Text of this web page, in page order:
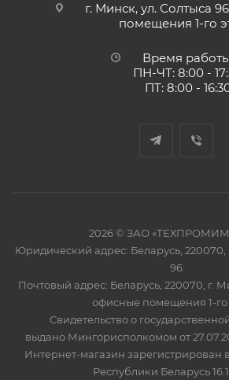
г. Минск, ул. Солтыса
помещения 1-го
Время
ПН-ЧТ: 8:00 -
ПТ: 8:00 -
2026 © ЗАО
Юридический адрес: Беларусь, 220070,
96
Почтовый адрес: Беларусь, 220070, г.
офисные помещения 1-го
Свидетельство о
выдано Мингорисполкомом от
Интернет-магазин зарегистрирован
Республики Беларусь